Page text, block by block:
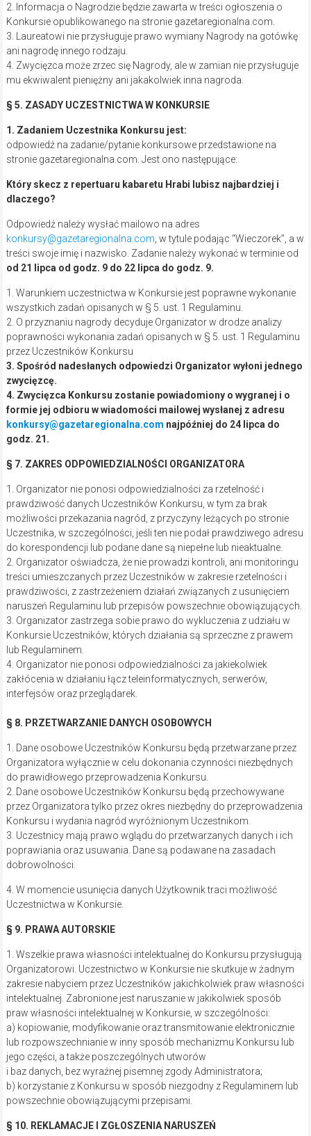
2. Informacja o Nagrodzie będzie zawarta w treści ogłoszenia o
Konkursie opublikowanego na stronie gazetaregionalna.com.
3. Laureatowi nie przysługuje prawo wymiany Nagrody na gotówkę
ani nagrodę innego rodzaju.
4. Zwycięzca może zrzec się Nagrody, ale w zamian nie przysługuje
mu ekwiwalent pieniężny ani jakakolwiek inna nagroda.
§ 5. ZASADY UCZESTNICTWA W KONKURSIE
1. Zadaniem Uczestnika Konkursu jest:
odpowiedź na zadanie/pytanie konkursowe przedstawione na
stronie gazetaregionalna.com. Jest ono następujące:
Który skecz z repertuaru kabaretu Hrabi lubisz najbardziej i
dlaczego?
Odpowiedź należy wysłać mailowo na adres
konkursy@gazetaregionalna.com , w tytule podając “Wieczorek”, a w
treści swoje imię i nazwisko. Zadanie należy wykonać w terminie od
od 21 lipca od godz. 9 do 22 lipca do godz. 9.
1. Warunkiem uczestnictwa w Konkursie jest poprawne wykonanie
wszystkich zadań opisanych w § 5. ust. 1 Regulaminu.
2. O przyznaniu nagrody decyduje Organizator w drodze analizy
poprawności wykonania zadań opisanych w § 5. ust. 1 Regulaminu
przez Uczestników Konkursu
3. Spośród nadesłanych odpowiedzi Organizator wyłoni jednego
zwycięzcę.
4. Zwycięzca Konkursu zostanie powiadomiony o wygranej i o
formie jej odbioru w wiadomości mailowej wysłanej z adresu
konkursy@gazetaregionalna.com najpóźniej do 24 lipca do
godz. 21.
§ 7. ZAKRES ODPOWIEDZIALNOŚCI ORGANIZATORA
1. Organizator nie ponosi odpowiedzialności za rzetelność i
prawdziwość danych Uczestników Konkursu, w tym za brak
możliwości przekazania nagród, z przyczyny leżących po stronie
Uczestnika, w szczególności, jeśli ten nie podał prawdziwego adresu
do korespondencji lub podane dane są niepełne lub nieaktualne.
2. Organizator oświadcza, że nie prowadzi kontroli, ani monitoringu
treści umieszczanych przez Uczestników w zakresie rzetelności i
prawdziwości, z zastrzeżeniem działań związanych z usunięciem
naruszeń Regulaminu lub przepisów powszechnie obowiązujących.
3. Organizator zastrzega sobie prawo do wykluczenia z udziału w
Konkursie Uczestników, których działania są sprzeczne z prawem
lub Regulaminem.
4. Organizator nie ponosi odpowiedzialności za jakiekolwiek
zakłócenia w działaniu łącz teleinformatycznych, serwerów,
interfejsów oraz przeglądarek.
§ 8. PRZETWARZANIE DANYCH OSOBOWYCH
1. Dane osobowe Uczestników Konkursu będą przetwarzane przez
Organizatora wyłącznie w celu dokonania czynności niezbędnych
do prawidłowego przeprowadzenia Konkursu.
2. Dane osobowe Uczestników Konkursu będą przechowywane
przez Organizatora tylko przez okres niezbędny do przeprowadzenia
Konkursu i wydania nagród wyróżnionym Uczestnikom.
3. Uczestnicy mają prawo wglądu do przetwarzanych danych i ich
poprawiania oraz usuwania. Dane są podawane na zasadach
dobrowolności.
4. W momencie usunięcia danych Użytkownik traci możliwość
Uczestnictwa w Konkursie.
§ 9. PRAWA AUTORSKIE
1. Wszelkie prawa własności intelektualnej do Konkursu przysługują
Organizatorowi. Uczestnictwo w Konkursie nie skutkuje w żadnym
zakresie nabyciem przez Uczestników jakichkolwiek praw własności
intelektualnej. Zabronione jest naruszanie w jakikolwiek sposób
praw własności intelektualnej w Konkursie, w szczególności:
a) kopiowanie, modyfikowanie oraz transmitowanie elektronicznie
lub rozpowszechnianie w inny sposób mechanizmu Konkursu lub
jego części, a także poszczególnych utworów
i baz danych, bez wyraźnej pisemnej zgody Administratora;
b) korzystanie z Konkursu w sposób niezgodny z Regulaminem lub
powszechnie obowiązującymi przepisami.
§ 10. REKLAMACJE I ZGŁOSZENIA NARUSZEŃ